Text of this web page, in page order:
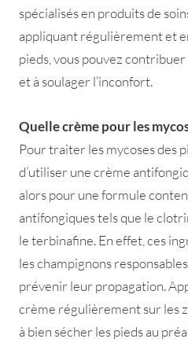
spécialisés en produits de
appliquant régulièrement et
pieds, vous pouvez
et à soulager l’inconfort.
Quelle crème pour les
Pour traiter les mycoses des
d’utiliser une crème
alors pour une formule
antifongiques tels que le
le terbinafine. En effet, ces
les champignons
prévenir leur propagation.
crème régulièrement sur les
à bien sécher les pieds au